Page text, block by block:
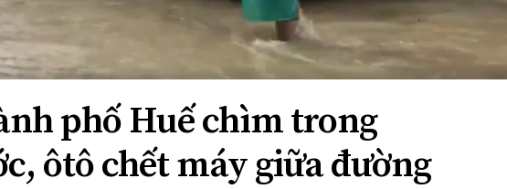
phố Huế chìm trong
ôtô chết máy giữa đường